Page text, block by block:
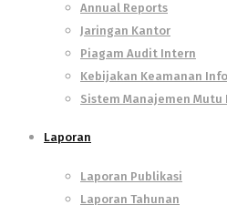
Annual Reports
Jaringan Kantor
Piagam Audit Intern
Kebijakan Keamanan
Sistem Manajemen Mutu
Laporan
Laporan Publikasi
Laporan Tahunan